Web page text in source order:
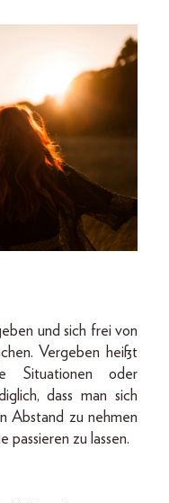
und sich frei von
Vergeben heißt
Situationen oder
dass man sich
Abstand zu nehmen
passieren zu lassen.